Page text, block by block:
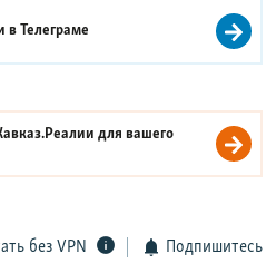
вТелеграме
для вашего
без VPN Подпишитесь